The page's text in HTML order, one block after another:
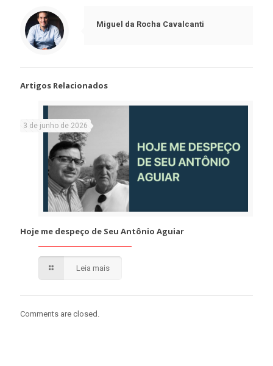
Miguel da Rocha Cavalcanti
Artigos Relacionados
3 de junho de 2026
Hoje me despeço de Seu Antônio Aguiar
Leia mais
Comments are closed.